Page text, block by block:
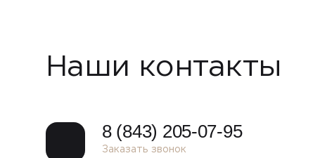
Наши контакты
8 (843) 205-07-95
Заказать звонок